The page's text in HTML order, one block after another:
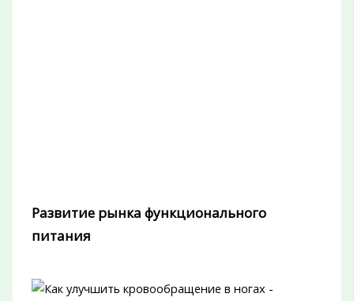
Развитие рынка функционального
питания